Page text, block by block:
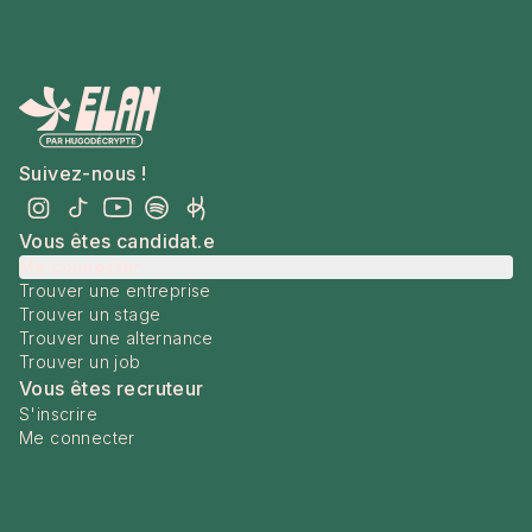
Suivez-nous !
Vous êtes candidat.e
Trouver une entreprise
Trouver un stage
Trouver une alternance
Trouver un job
Vous êtes recruteur
S'inscrire
Me connecter